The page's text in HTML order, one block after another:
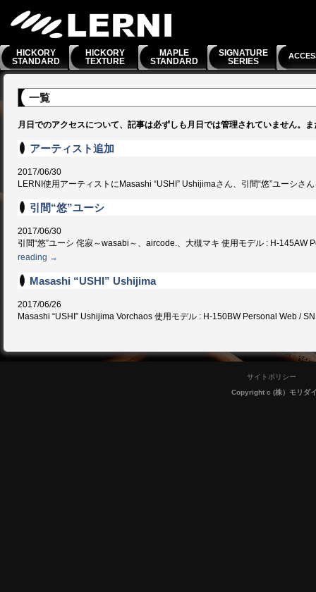
HICKORY
STANDARD
HICKORY
TEXTURE
MAPLE
STANDARD
SIGNATURE
SERIES
一覧
月日でのアクセスについて、記事は必ずしも月日では管理されていません。
アーティスト追加
2017/06/30
LERNI使用アーティストにMasashi “USHI” Ushijimaさん、引間“悠”ユーシさ
引間“悠”ユーシ
2017/06/30
引間“悠”ユーシ 侘寂～wasabi～、aircode.、大槻マキ 使用モデル : H-
reading →
Masashi “USHI” Ushijima
2017/06/26
Masashi “USHI” Ushijima Vorchaos 使用モデル : H-150BW Personal Web /
サイトポリシー
Copyright c (株）モリダ